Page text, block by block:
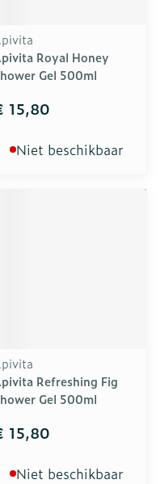
Royal Honey
Gel 500ml
15,80
Niet beschikbaar
Refreshing Fig
Gel 500ml
15,80
Niet beschikbaar